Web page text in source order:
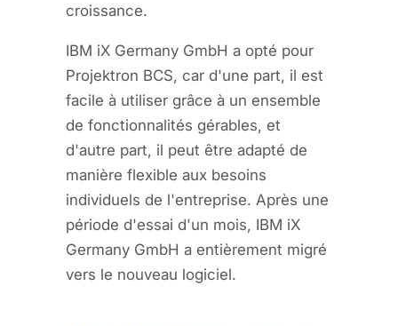
croissance.
IBM iX Germany GmbH a opté pour
Projektron BCS, car d'une part, il est
facile à utiliser grâce à un ensemble
de fonctionnalités gérables, et
d'autre part, il peut être adapté de
manière flexible aux besoins
individuels de l'entreprise. Après une
période d'essai d'un mois, IBM iX
Germany GmbH a entièrement migré
vers le nouveau logiciel.